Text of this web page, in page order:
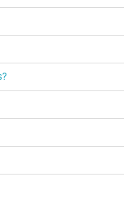
Argentina Certificado
Geprüfte Sicherheit